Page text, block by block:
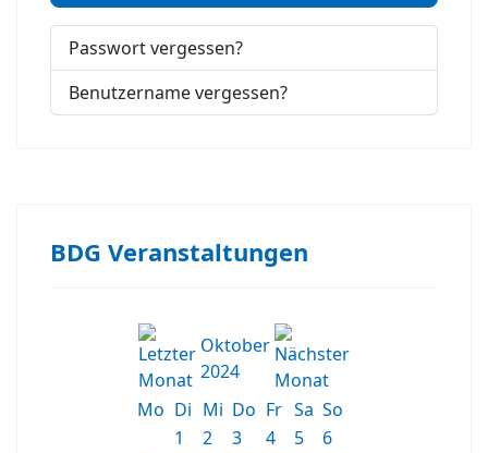
Passwort vergessen?
Benutzername vergessen?
BDG Veranstaltungen
Oktober
2024
Mo Di Mi Do Fr Sa So
1
2 3 4 5
6